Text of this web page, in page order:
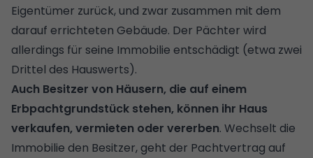
Eigentümer zurück, und zwar zusammen mit dem
darauf errichteten Gebäude. Der Pächter wird
allerdings für seine Immobilie entschädigt (etwa zwei
Drittel des Hauswerts).
Auch Besitzer von Häusern, die auf einem
Erbpachtgrundstück stehen, können ihr Haus
verkaufen, vermieten oder vererben. Wechselt die
Immobilie den Besitzer, geht der Pachtvertrag auf